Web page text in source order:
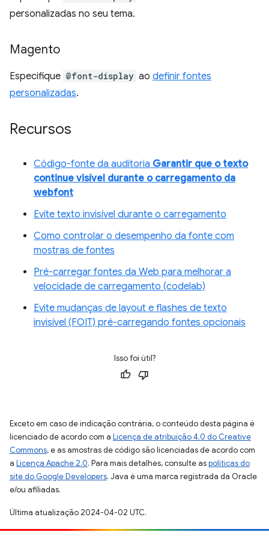
personalizadas no seu tema.
Magento
Especifique @font-display ao definir fontes
personalizadas.
Recursos
Código-fonte da auditoria Garantir que o texto
continue visível durante o carregamento da
webfont
Evite texto invisível durante o carregamento
Como controlar o desempenho da fonte com
mostras de fontes
Pré-carregar fontes da Web para melhorar a
velocidade de carregamento (codelab)
Evite mudanças de layout e flashes de texto
invisível (FOIT) pré-carregando fontes opcionais
Isso foi útil?
Exceto em caso de indicação contrária, o conteúdo desta página é
licenciado de acordo com a Licença de atribuição 4.0 do Creative
Commons, e as amostras de código são licenciadas de acordo com
a Licença Apache 2.0. Para mais detalhes, consulte aspolíticas do
site do Google Developers. Java é uma marca registrada da Oracle
e/ou afiliadas.
Última atualização 2024-04-02 UTC.